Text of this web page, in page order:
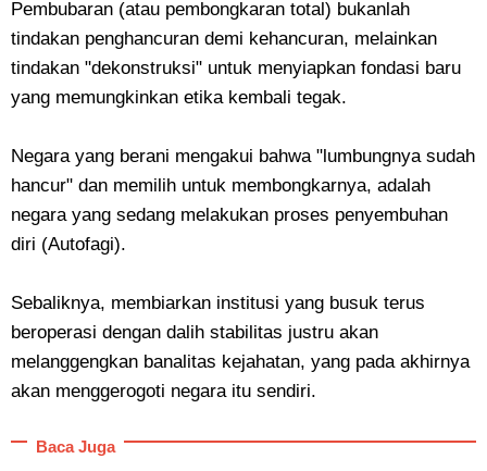
Pembubaran (atau pembongkaran total) bukanlah
tindakan penghancuran demi kehancuran, melainkan
tindakan "dekonstruksi" untuk menyiapkan fondasi baru
yang memungkinkan etika kembali tegak.
​Negara yang berani mengakui bahwa "lumbungnya sudah
hancur" dan memilih untuk membongkarnya, adalah
negara yang sedang melakukan proses penyembuhan
diri (Autofagi).
Sebaliknya, membiarkan institusi yang busuk terus
beroperasi dengan dalih stabilitas justru akan
melanggengkan banalitas kejahatan, yang pada akhirnya
akan menggerogoti negara itu sendiri.
Baca Juga